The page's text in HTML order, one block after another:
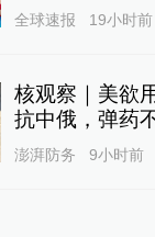
全球速报 19小时前
核观察｜美欲
抗中俄，弹药
澎湃防务 9小时前